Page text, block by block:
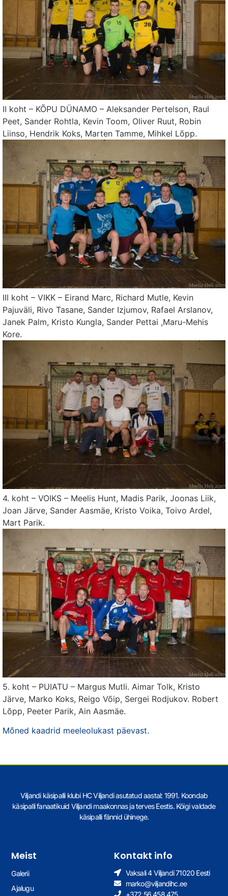
II koht – KÕPU DÜNAMO – Aleksander Pertelson, Raul
Peet, Sander Rohtla, Kevin Toom, Oliver Ruut, Robin
Liinso, Hendrik Koks, Marten Tamme, Mihkel Lõpp.
III koht – VIKK – Eirand Marc, Richard Mutle, Kevin
Pajuväli, Rivo Tasane, Sander Izjumov, Rafael Arslanov,
Janek Palm, Kristo Kungla, Sander Pettai ,Maru-Mehis
Kore.
4. koht – VOIKS – Meelis Hunt, Madis Parik, Joonas Liik,
Joan Järve, Sander Aasmäe, Kristo Voika, Toivo Ardel,
Mart Parik.
5. koht – PUIATU – Margus Mutli. Aimar Tolk, Kristo
Järve, Marko Koks, Reigo Võip, Sergei Rodjukov. Robert
Lõpp, Peeter Parik, Ain Aasmäe.
Mõned kaadrid meeleolukast päevast.
Viljandi käsipalli klubi HC Viljandi asutatud aastal: 1991. Koondab
käsipalli fanaatikuid Viljandi maakonnas ja terves Eestis. Kõigi valdade
käsipalli fännid ühinege.
Meist
Galerii
Ajalugu
Kontakt info
Vaksali 4 Viljandi 71020 Eesti
marko@viljandihc.ee
+372 56 458 475